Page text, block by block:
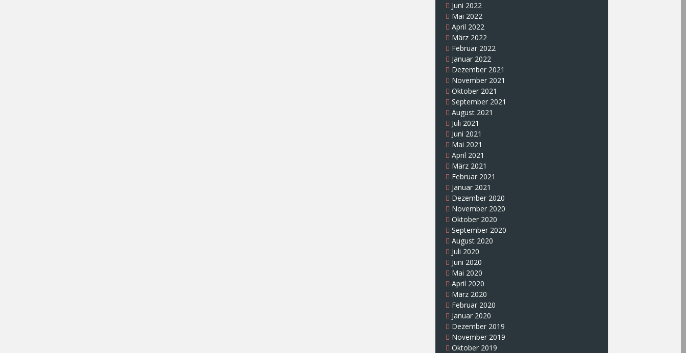
Juni 2022
Mai 2022
April 2022
März 2022
Februar 2022
Januar 2022
Dezember 2021
November 2021
Oktober 2021
September 2021
August 2021
Juli 2021
Juni 2021
Mai 2021
April 2021
März 2021
Februar 2021
Januar 2021
Dezember 2020
November 2020
Oktober 2020
September 2020
August 2020
Juli 2020
Juni 2020
Mai 2020
April 2020
März 2020
Februar 2020
Januar 2020
Dezember 2019
November 2019
Oktober 2019